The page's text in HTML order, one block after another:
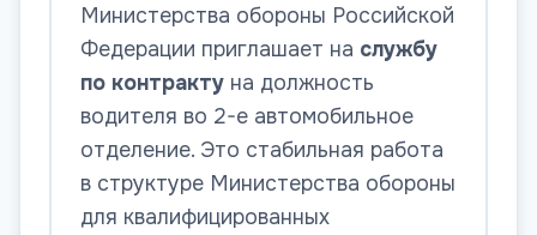
Министерства обороны Российской
Федерации приглашает на службу
по контракту на должность
водителя во 2-е автомобильное
отделение. Это стабильная работа
в структуре Министерства обороны
для квалифицированных